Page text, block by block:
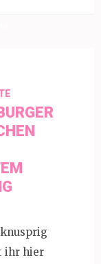
ihr hier